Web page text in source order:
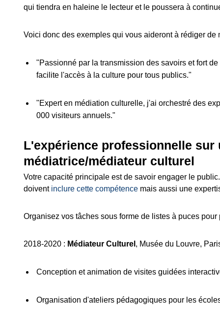
qui tiendra en haleine le lecteur et le poussera à
Voici donc des exemples qui vous aideront à rédiger de
"Passionné par la transmission des savoirs et fort
facilite l'accès à la culture pour tous publics."
"Expert en médiation culturelle, j'ai orchestré des
000 visiteurs annuels."
L'expérience professionnelle sur
médiatrice/médiateur culturel
Votre capacité principale est de savoir engager le
doivent inclure cette compétence mais aussi une
Organisez vos tâches sous forme de listes à puces
2018-2020 : Médiateur Culturel , Musée du Louvre,
Conception et animation de visites guidées
Organisation d'ateliers pédagogiques pour les